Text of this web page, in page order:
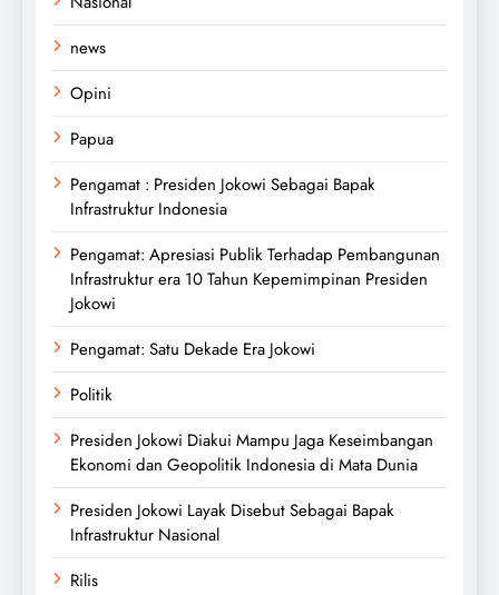
news
Opini
Papua
Pengamat : Presiden Jokowi Sebagai Bapak
Infrastruktur Indonesia
Pengamat: Apresiasi Publik Terhadap Pembangunan
Infrastruktur era 10 Tahun Kepemimpinan Presiden
Jokowi
Pengamat: Satu Dekade Era Jokowi
Politik
Presiden Jokowi Diakui Mampu Jaga Keseimbangan
Ekonomi dan Geopolitik Indonesia di Mata Dunia
Presiden Jokowi Layak Disebut Sebagai Bapak
Infrastruktur Nasional
Rilis